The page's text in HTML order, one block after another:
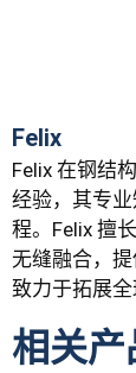
Felix
Felix 在钢结
经验，其专
程。Felix 擅
无缝融合，
致力于拓展
相关产